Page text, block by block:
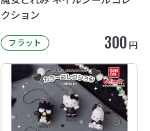
クション
フラット 300 円